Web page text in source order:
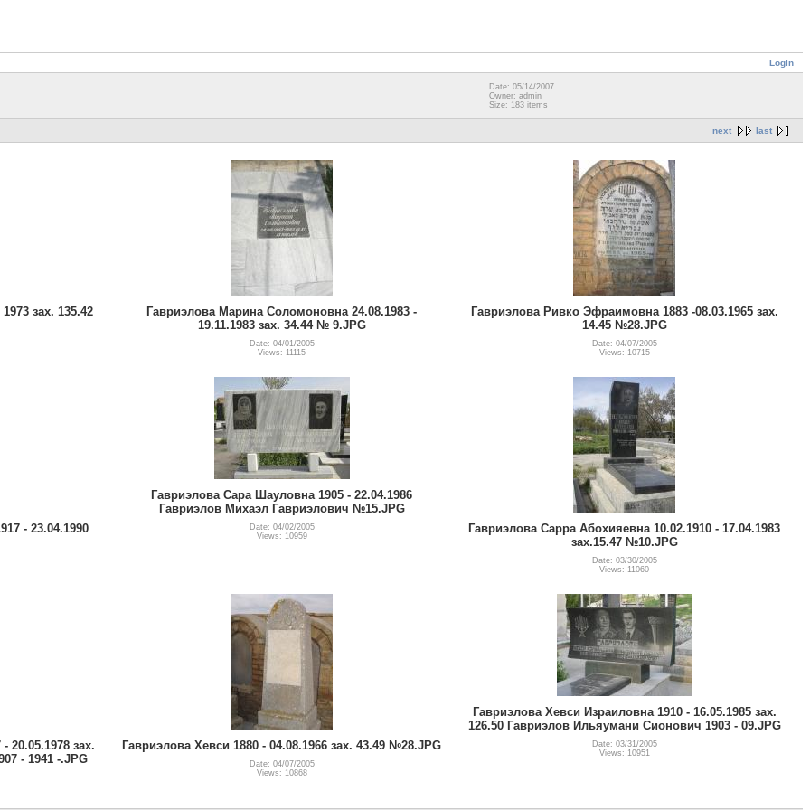
Login
Date: 05/14/2007
Owner: admin
Size: 183 items
next last
зах. 135.42
Гавриэлова Марина Соломоновна 24.08.1983 -
19.11.1983 зах. 34.44 № 9.JPG
Date: 04/01/2005
Views: 11115
Гавриэлова Ривко Эфраимовна 1883 -08.03.1965 зах.
14.45 №28.JPG
Date: 04/07/2005
Views: 10715
- 23.04.1990
Гавриэлова Сара Шауловна 1905 - 22.04.1986
Гавриэлов Михаэл Гавриэлович №15.JPG
Date: 04/02/2005
Views: 10959
Гавриэлова Сарра Абохияевна 10.02.1910 - 17.04.1983
зах.15.47 №10.JPG
Date: 03/30/2005
Views: 11060
20.05.1978 зах.
- 1941 -.JPG
Гавриэлова Хевси 1880 - 04.08.1966 зах. 43.49 №28.JPG
Date: 04/07/2005
Views: 10868
Гавриэлова Хевси Израиловна 1910 - 16.05.1985 зах.
126.50 Гавриэлов Ильяумани Сионович 1903 - 09.JPG
Date: 03/31/2005
Views: 10951